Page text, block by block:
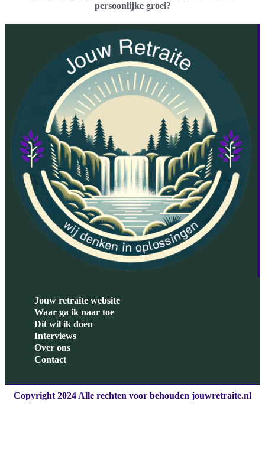
persoonlijke groei?
Jouw retraite website
Waar ga ik naar toe
Dit wil ik doen
Interviews
Over ons
Contact
Copyright 2024 Alle rechten voor behouden jouwretraite.nl